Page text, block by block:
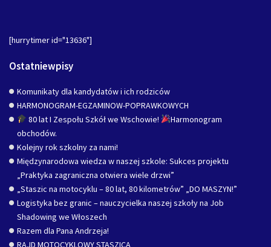
[hurrytimer id="13636"]
Ostatniewpisy
Komunikaty dla kandydatów i ich rodziców
HARMONOGRAM-EGZAMINOW-POPRAWKOWYCH
80 lat I Zespołu Szkół we Wschowie!
Harmonogram
obchodów.
Kolejny rok szkolny za nami!
Międzynarodowa wiedza w naszej szkole: Sukces projektu
„Praktyka zagraniczna otwiera wiele drzwi”
„Staszic na motocyklu – 80 lat, 80 kilometrów” „DO MASZYN!”
Logistyka bez granic – nauczycielka naszej szkoły na Job
Shadowing we Włoszech
Razem dla Pana Andrzeja!
RAJD MOTOCYKLOWY STASZICA